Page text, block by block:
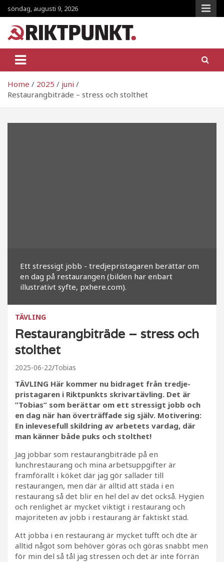
Skip
to
content
söndag, augusti 9, 2026
RiktpunKt.nu
Home 2025
juni
Restaurangbiträde – stress och stolthet
Ett stressigt jobb - tredjepristagaren berättar om
en dag på restaurangen (bilden har enbart
illustrativt syfte, pxhere.com).
TÄVLING
Restaurangbiträde – stress och
stolthet
2025-06-22 Tobias
TÄVLING Här kommer nu bidraget från tredje-
pristagaren i Riktpunkts skrivartävling. Det är
”Tobias” som berättar om ett stressigt jobb och
en dag när han överträffade sig själv. Motivering:
En inlevesefull skildring av arbetets vardag, där
man känner både puks och stolthet!
Jag jobbar som restaurangbiträde på en
lunchrestaurang och mina arbetsuppgifter är
framförallt i köket där jag gör sallader till
restaurangen, men där är alltid att städa i en
restaurang så det blir en hel del av det också. Hygien
och renlighet är mycket viktigt i restaurang och
majoriteten av jobb i restaurang är faktiskt städ.
Att jobba i en restaurang är mycket tufft och dte är
alltid något som behöver göras och göras snabbt men
för min del så tål jag stressen och det är inte förrän